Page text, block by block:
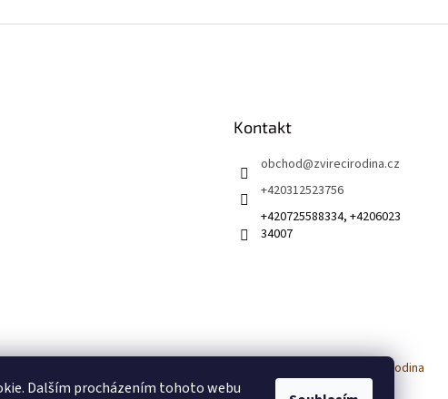
Dalším procházením tohoto webu
Kontakt
obchod@zvirecirodina.cz
+420312523756
+420725588334, +4206023
34007
sítích